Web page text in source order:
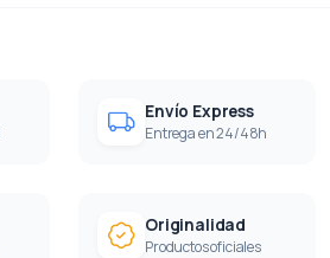
Envío Express
Entrega en 24/48h
Originalidad
Productos oficiales